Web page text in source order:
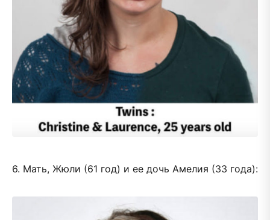
6. Мать, Жюли (61 год) и ее дочь Амелия (33 года):